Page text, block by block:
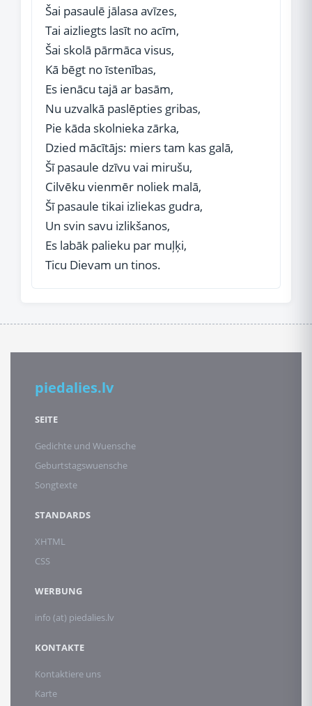
Šai pasaulē jālasa avīzes,
Tai aizliegts lasīt no acīm,
Šai skolā pārmāca visus,
Kā bēgt no īstenības,
Es ienācu tajā ar basām,
Nu uzvalkā paslēpties gribas,
Pie kāda skolnieka zārka,
Dzied mācītājs: miers tam kas galā,
Šī pasaule dzīvu vai mirušu,
Cilvēku vienmēr noliek malā,
Šī pasaule tikai izliekas gudra,
Un svin savu izlikšanos,
Es labāk palieku par muļķi,
Ticu Dievam un tinos.
piedalies.lv
SEITE
Gedichte und Wuensche
Geburtstagswuensche
Songtexte
STANDARDS
XHTML
CSS
WERBUNG
info (at) piedalies.lv
KONTAKTE
Kontaktiere uns
Karte